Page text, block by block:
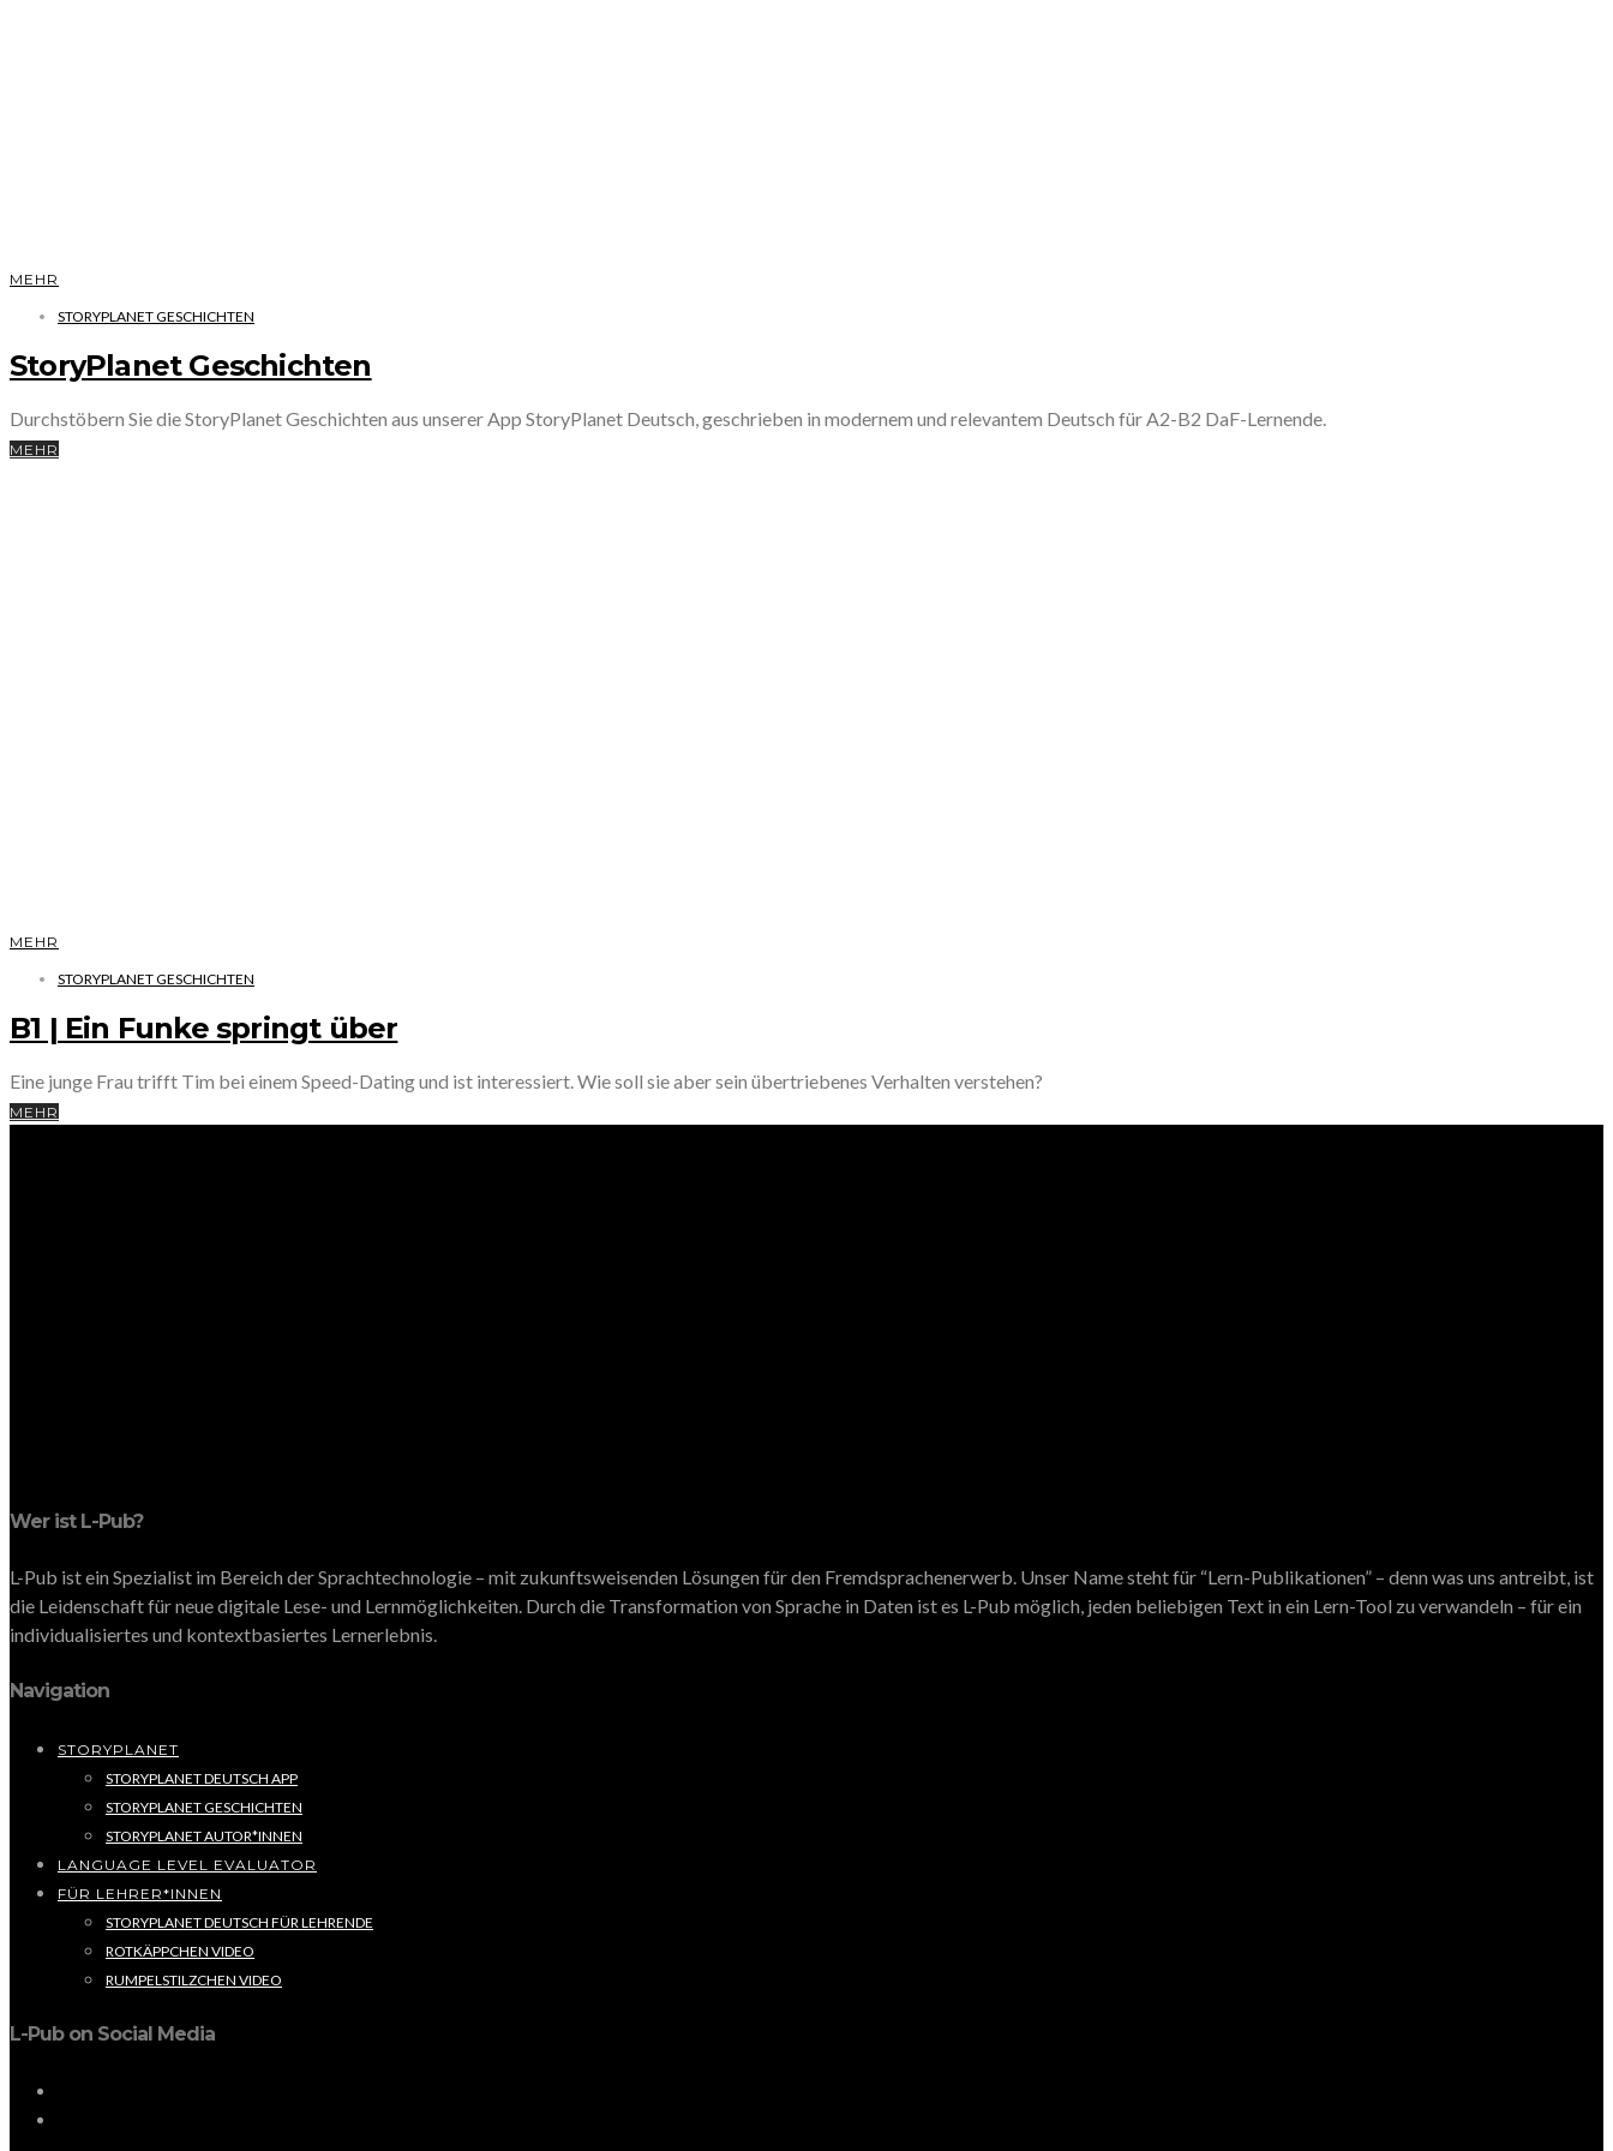
MEHR
STORYPLANET GESCHICHTEN
StoryPlanet Geschichten
Durchstöbern Sie die StoryPlanet Geschichten aus unserer App StoryPlanet Deutsch, geschrieben in modernem und relevantem Deutsch für A2-B2 DaF-Lernende.
MEHR
MEHR
STORYPLANET GESCHICHTEN
B1 | Ein Funke springt über
Eine junge Frau trifft Tim bei einem Speed-Dating und ist interessiert. Wie soll sie aber sein übertriebenes Verhalten verstehen?
MEHR
Wer ist L-Pub?
L-Pub ist ein Spezialist im Bereich der Sprachtechnologie – mit zukunftsweisenden Lösungen für den Fremdsprachenerwerb. Unser Name steht für “Lern-Publikationen” – denn was uns antreibt, ist
die Leidenschaft für neue digitale Lese- und Lernmöglichkeiten. Durch die Transformation von Sprache in Daten ist es L-Pub möglich, jeden beliebigen Text in ein Lern-Tool zu verwandeln – für ein
individualisiertes und kontextbasiertes Lernerlebnis.
Navigation
STORYPLANET
STORYPLANET DEUTSCH APP
STORYPLANET GESCHICHTEN
STORYPLANET AUTOR*INNEN
LANGUAGE LEVEL EVALUATOR
FÜR LEHRER*INNEN
STORYPLANET DEUTSCH FÜR LEHRENDE
ROTKÄPPCHEN VIDEO
RUMPELSTILZCHEN VIDEO
L-Pub on Social Media